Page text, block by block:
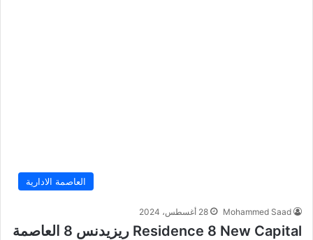
العاصمة الادارية
Mohammed Saad 28 أغسطس، 2024
Residence 8 New Capital ريزيدنس 8 العاصمة